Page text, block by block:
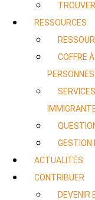
RESSOURCES
COFFRE
GESTION
ACTUALITÉS
CONTRIBUER
DEVENIR